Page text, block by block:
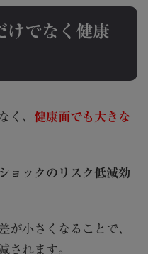
けでなく健康
く、 健康面でも大きな
ョックのリスク低減効
が小さくなることで、
されます。